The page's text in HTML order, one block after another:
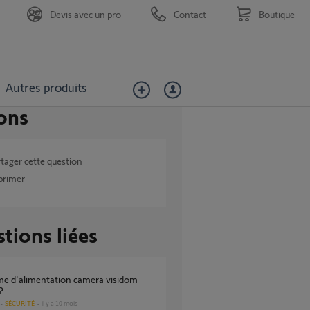
Autres produits
Devis avec un pro Contact Boutique
cette question
liées
SÉCURITÉ il y a 10 mois